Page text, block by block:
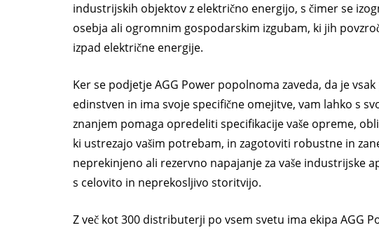
industrijskih objektov z električno energijo, s čimer se
osebja ali ogromnim gospodarskim izgubam, ki jih
izpad električne energije.
Ker se podjetje AGG Power popolnoma zaveda, da je
edinstven in ima svoje specifične omejitve, vam lahko s
znanjem pomaga opredeliti specifikacije vaše opreme,
ki ustrezajo vašim potrebam, in zagotoviti robustne in
neprekinjeno ali rezervno napajanje za vaše industrijske
s celovito in neprekosljivo storitvijo.
Z več kot 300 distributerji po vsem svetu ima ekipa AGG